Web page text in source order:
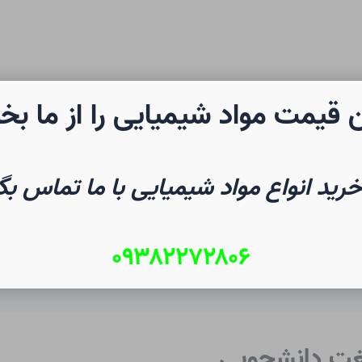
شیمی صفحه نخست
قیمت مواد شیمیایی را از ما
انواع مواد شیمیایی با ما تماس
۰۹۳۸۲۲۷۲۸۰۶